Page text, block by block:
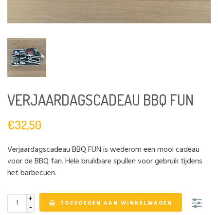
VERJAARDAGSCADEAU BBQ FUN
€32,50
Verjaardagscadeau BBQ FUN is wederom een mooi cadeau
voor de BBQ fan. Hele bruikbare spullen voor gebruik tijdens
het barbecuen.
+
- TOEVOEGEN AAN WINKELWAGEN